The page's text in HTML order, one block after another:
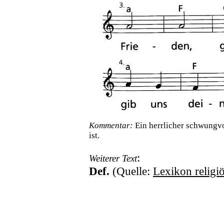
Kommentar: Ein herrlicher
ist.
Weiterer Text:
Def. (Quelle: Lexikon